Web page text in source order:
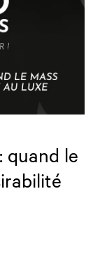
quand le